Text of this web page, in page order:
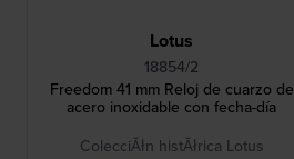
Lotus
18854/2
Freedom 41 mm Reloj de cuarzo de
acero inoxidable con fecha-día
ColecciĂłn histĂłrica Lotus